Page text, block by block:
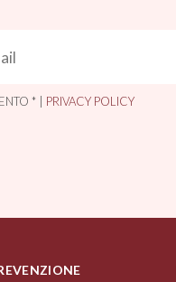
* | PRIVACY POLICY